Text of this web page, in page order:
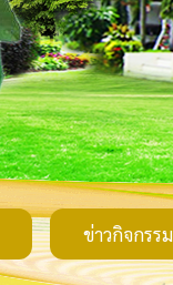
ข่าวกิจกรรม